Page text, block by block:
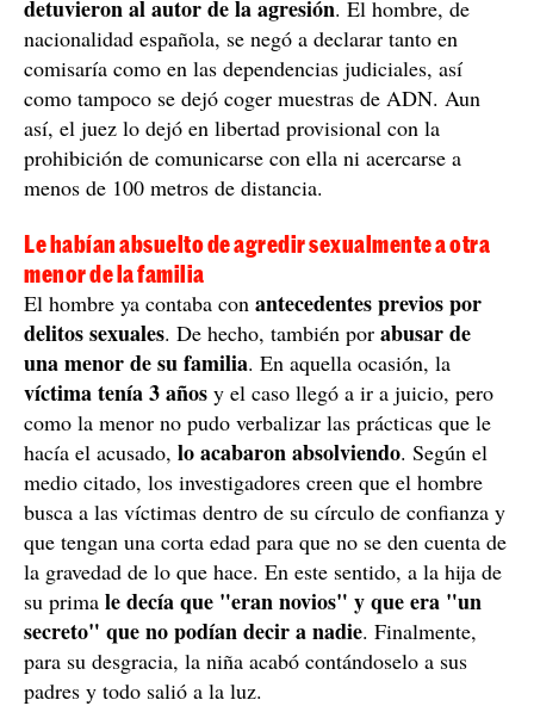
detuvieron al autor de la agresión. El hombre, de
nacionalidad española, se negó a declarar tanto en
comisaría como en las dependencias judiciales, así
como tampoco se dejó coger muestras de ADN. Aun
así, el juez lo dejó en libertad provisional con la
prohibición de comunicarse con ella ni acercarse a
menos de 100 metros de distancia.
Le habían absuelto de agredir sexualmente a otra
menor de la familia
El hombre ya contaba con antecedentes previos por
delitos sexuales. De hecho, también por abusar de
una menor de su familia. En aquella ocasión, la
víctima tenía 3 años y el caso llegó a ir a juicio, pero
como la menor no pudo verbalizar las prácticas que le
hacía el acusado, lo acabaron absolviendo. Según el
medio citado, los investigadores creen que el hombre
busca a las víctimas dentro de su círculo de confianza y
que tengan una corta edad para que no se den cuenta de
la gravedad de lo que hace. En este sentido, a la hija de
su prima le decía que "eran novios" y que era "un
secreto" que no podían decir a nadie. Finalmente,
para su desgracia, la niña acabó contándoselo a sus
padres y todo salió a la luz.